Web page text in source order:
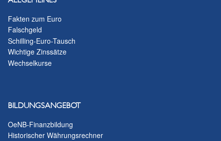
Fakten zum Euro
Falschgeld
Schilling-Euro-Tausch
Wichtige Zinssätze
Wechselkurse
BILDUNGSANGEBOT
OeNB-Finanzbildung
Historischer Währungsrechner